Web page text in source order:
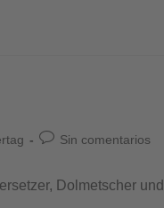
Sin comentarios
Dolmetscher